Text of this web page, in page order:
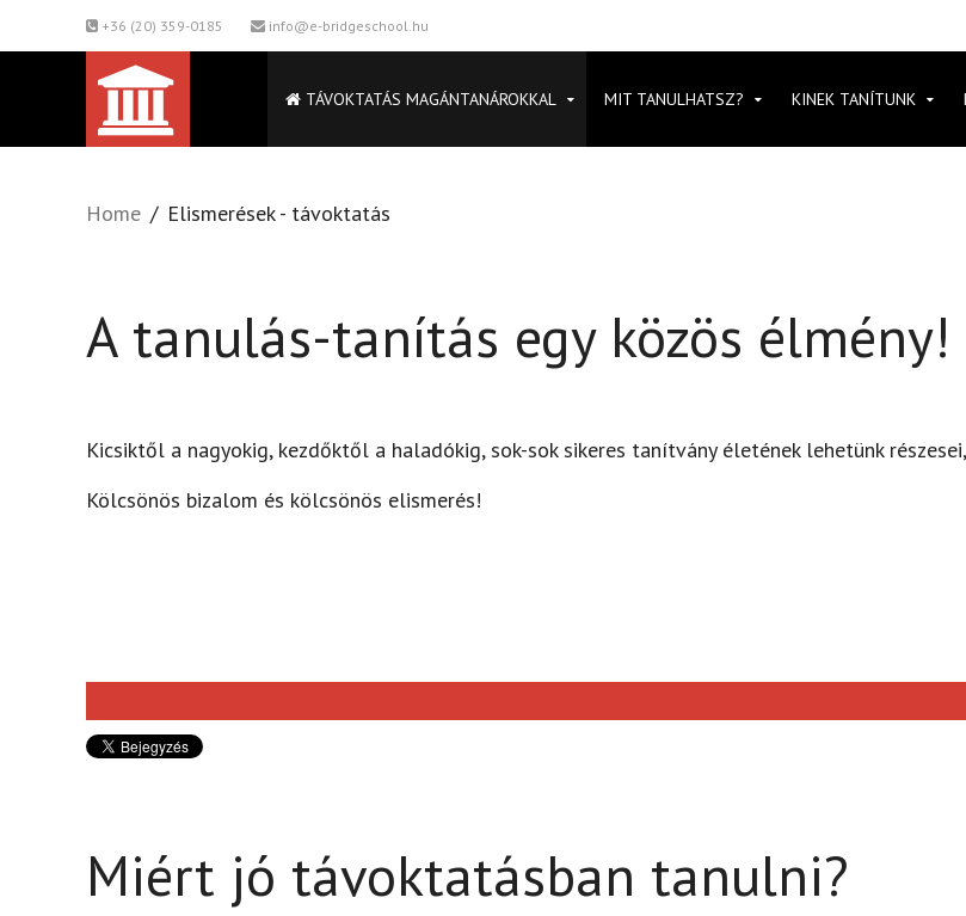
+36 (20) 359-0185 info@e-bridgeschool.hu
TÁVOKTATÁS MAGÁNTANÁROKKAL MIT TANULHATSZ? KINEK TANÍTUNK
Home Elismerések - távoktatás
A tanulás-tanítás egy közös élmény!
Kicsiktől a nagyokig, kezdőktől a haladókig, sok-sok sikeres tanítvány életének lehetünk
Kölcsönös bizalom és kölcsönös elismerés!
Miért jó távoktatásban tanulni?